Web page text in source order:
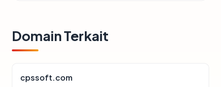
Domain Terkait
cpssoft.com